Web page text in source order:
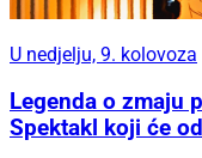
U nedjelju, 9. kolovoza
Legenda o zmaju
Spektakl koji će